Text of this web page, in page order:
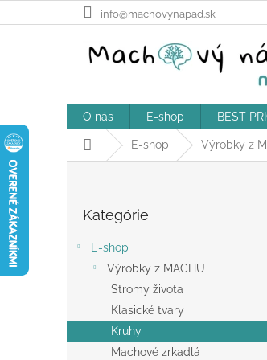
na
info@machovynapad.sk
O nás E-shop BEST
DomovE-shop Výrobky z
kategórie
Kategórie
E-shop
Výrobky z MACHU
Stromy života
Klasické tvary
Kruhy
Machové zrkadlá